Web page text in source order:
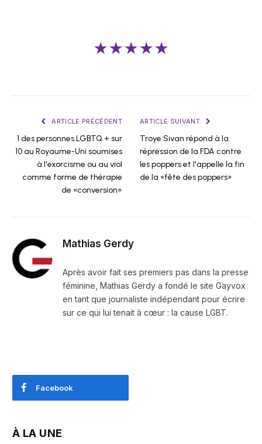
★★★★★
ARTICLE PRÉCÉDENT
1 des personnes LGBTQ + sur
10 au Royaume-Uni soumises
à l'exorcisme ou au viol
comme forme de thérapie
de «conversion»
ARTICLE SUIVANT
Troye Sivan répond à la
répression de la FDA contre
les poppers et l'appelle la fin
de la «fête des poppers»
Mathias Gerdy
Après avoir fait ses premiers pas dans la presse
féminine, Mathias Gerdy a fondé le site Gayvox
en tant que journaliste indépendant pour écrire
sur ce qui lui tenait à cœur : la cause LGBT.
Facebook
À LA UNE